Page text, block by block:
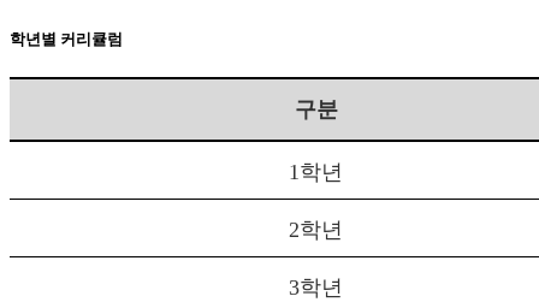
학년별 커리큘럼
구분
1학년
2학년
3학년